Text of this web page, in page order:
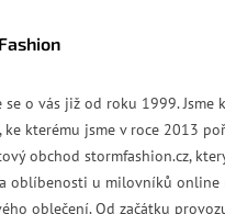
se o vás již od roku 1999. Jsme
ke kterému jsme v roce 2013
obchod stormfashion.cz,
oblíbenosti u milovníků online
oblečení. Od začátku